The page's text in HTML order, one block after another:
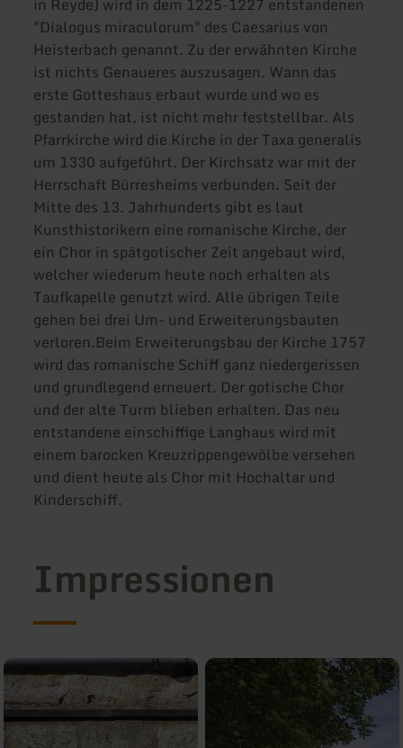
in Reyde) wird in dem 1225-1227 entstandenen
"Dialogus miraculorum" des Caesarius von
Heisterbach genannt. Zu der erwähnten Kirche
ist nichts Genaueres auszusagen. Wann das
erste Gotteshaus erbaut wurde und wo es
gestanden hat, ist nicht mehr feststellbar. Als
Pfarrkirche wird die Kirche in der Taxa generalis
um 1330 aufgeführt. Der Kirchsatz war mit der
Herrschaft Bürresheims verbunden. Seit der
Mitte des 13. Jahrhunderts gibt es laut
Kunsthistorikern eine romanische Kirche, der
ein Chor in spätgotischer Zeit angebaut wird,
welcher wiederum heute noch erhalten als
Taufkapelle genutzt wird. Alle übrigen Teile
gehen bei drei Um- und Erweiterungsbauten
verloren.Beim Erweiterungsbau der Kirche 1757
wird das romanische Schiff ganz niedergerissen
und grundlegend erneuert. Der gotische Chor
und der alte Turm blieben erhalten. Das neu
entstandene einschiffige Langhaus wird mit
einem barocken Kreuzrippengewölbe versehen
und dient heute als Chor mit Hochaltar und
Kinderschiff.
Impressionen